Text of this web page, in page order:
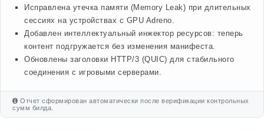
Исправлена утечка памяти (Memory Leak) при длительных
сессиях на устройствах с GPU Adreno.
Добавлен интеллектуальный инжектор ресурсов: теперь
контент подгружается без изменения манифеста.
Обновлены заголовки HTTP/3 (QUIC) для стабильного
соединения с игровыми серверами.
Отчет сформирован автоматически после верификации контрольных
сумм билда.